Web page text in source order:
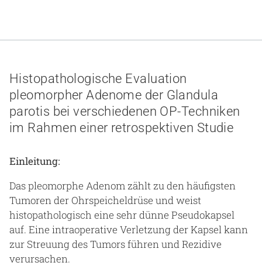
Histopathologische Evaluation
pleomorpher Adenome der Glandula
parotis bei verschiedenen OP-Techniken
im Rahmen einer retrospektiven Studie
Einleitung:
Das pleomorphe Adenom zählt zu den häufigsten
Tumoren der Ohrspeicheldrüse und weist
histopathologisch eine sehr dünne Pseudokapsel
auf. Eine intraoperative Verletzung der Kapsel kann
zur Streuung des Tumors führen und Rezidive
verursachen.